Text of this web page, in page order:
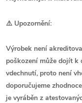
⚠️ Upozornění:
Výrobek není
poškození může dojít k
vdechnutí, proto není
doporučujeme
je vyráběn z